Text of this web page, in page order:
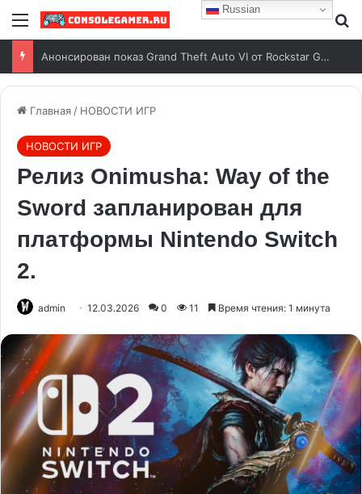
Анонсирован показ Grand Theft Auto VI от Rockstar Games
Главная / НОВОСТИ ИГР
НОВОСТИ ИГР
Релиз Onimusha: Way of the
Sword запланирован для
платформы Nintendo Switch
2.
admin 12.03.2026 0 11 Время чтения: 1 минута
Russian